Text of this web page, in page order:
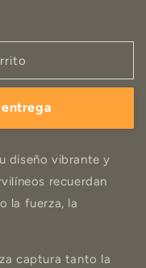
diseño vibrante y
recuerdan
la fuerza, la
captura tanto la